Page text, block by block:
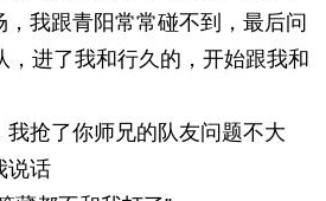
，我跟青阳常常碰不到，最后问
，进了我和行久的，开始跟我和
抢了你师兄的队友问题不大
说话